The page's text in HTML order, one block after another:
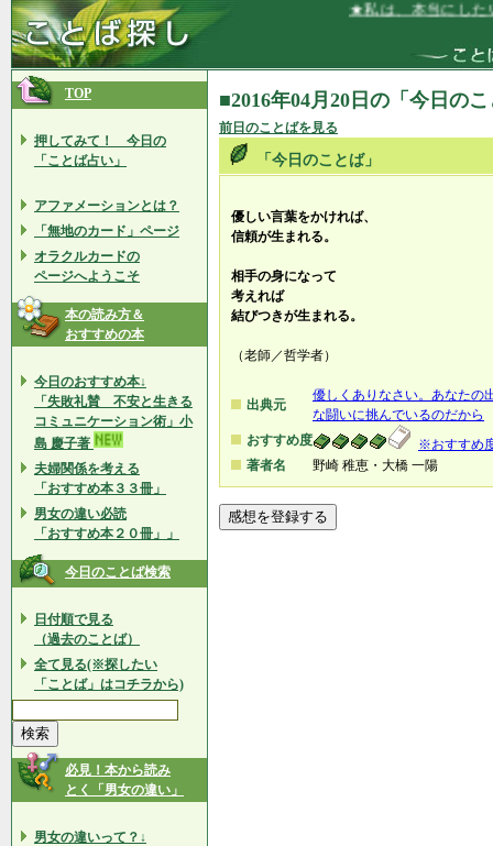
★私は、本当にしたい
TOP
押してみて！ 今日の
「ことば占い」
アファメーションとは？
「無地のカード」ページ
オラクルカードの
ページへようこそ
本の読み方＆
おすすめの本
今日のおすすめ本↓
「失敗礼賛 不安と生きる
コミュニケーション術」小
島 慶子著
夫婦関係を考える
「おすすめ本３３冊」
男女の違い必読
「おすすめ本２０冊」」
今日のことば検索
日付順で見る
（過去のことば）
全て見る(※探したい
「ことば」はコチラから)
必見！本から読み
とく「男女の違い」
男女の違いって？↓
■2016年04月20日の「今日の
前日のことばを見る
「今日のことば」
優しい言葉をかければ、
信頼が生まれる。
相手の身になって
考えれば
結びつきが生まれる。
（老師／哲学者）
出典元
優しくありなさい。あなたの
な闘いに挑んでいるのだから
おすすめ度
※おすすめ
著者名
野崎 稚恵・大橋 一陽